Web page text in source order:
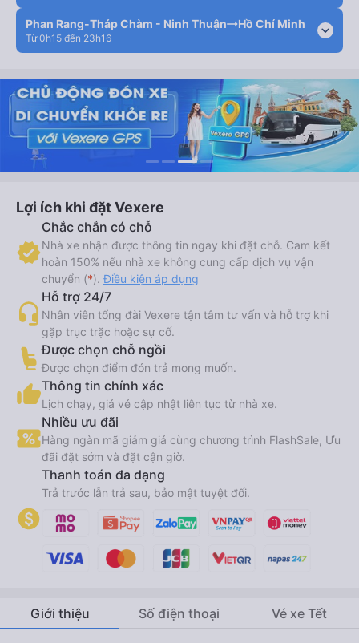
Phan Rang-Tháp Chàm - Ninh Thuận Hồ Chí Minh
Từ 0h15 đến 23h16 expand_more
Lợi ích khi đặt Vexere
Chắc chắn có chỗ
Nhà xe nhận được thông tin ngay khi đặt chỗ. Cam kết
hoàn 150% nếu nhà xe không cung cấp dịch vụ vận
chuyển (*).Điều kiện áp dụng
Hỗ trợ 24/7
Nhân viên tổng đài Vexere tận tâm tư vấn và hỗ trợ khi
gặp trục trặc hoặc sự cố.
Được chọn chỗ ngồi
Được chọn điểm đón trả mong muốn.
Thông tin chính xác
Lịch chạy, giá vé cập nhật liên tục từ nhà xe.
Nhiều ưu đãi
Hàng ngàn mã giảm giá cùng chương trình FlashSale, Ưu
đãi đặt sớm và đặt cận giờ.
Thanh toán đa dạng
Trả trước lẫn trả sau, bảo mật tuyệt đối.
Giới thiệu Số điện thoại Vé xe Tết